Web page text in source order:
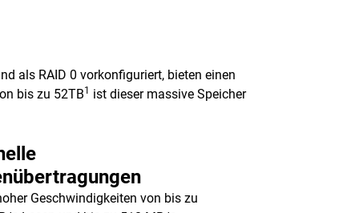
als RAID 0 vorkonfiguriert, bieten einen
bis zu 52TB1 ist dieser massive Speicher
Geschwindigkeiten von bis zu